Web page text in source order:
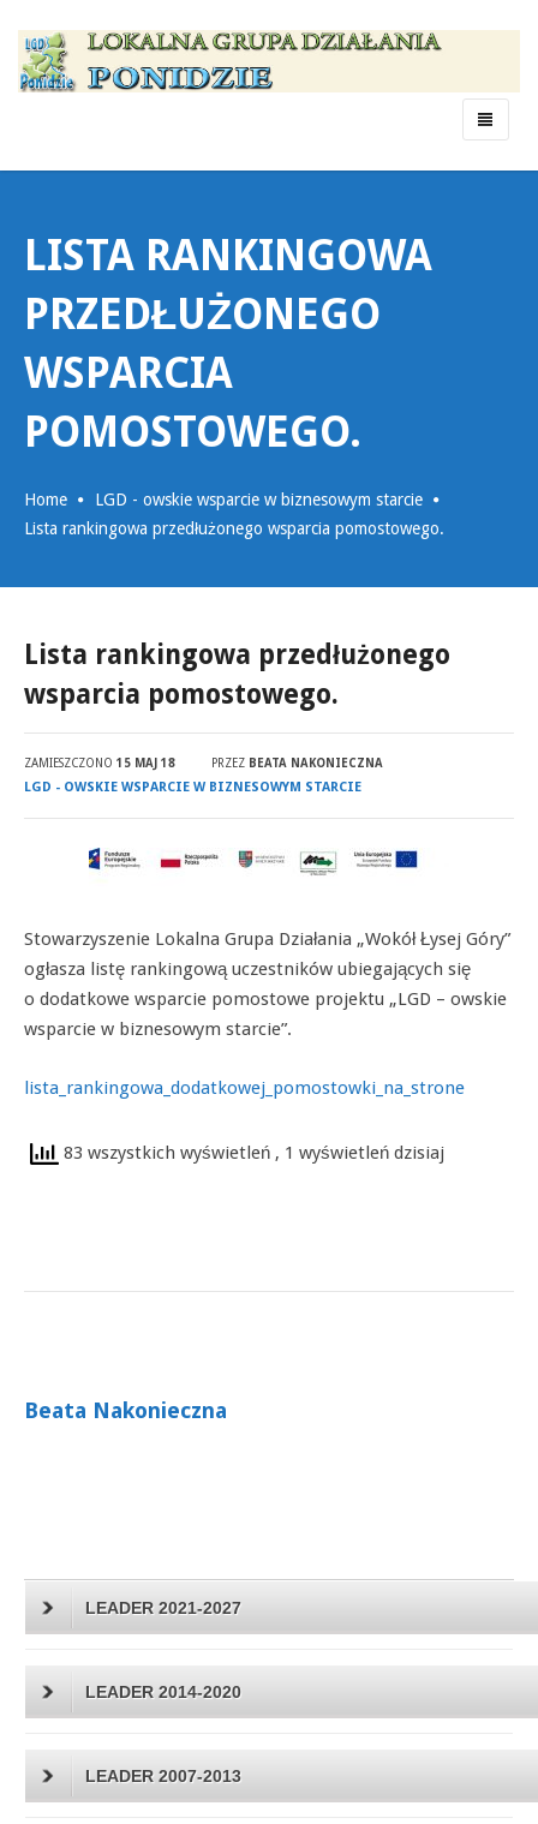
Menu
LISTA RANKINGOWA
PRZEDŁUŻONEGO
WSPARCIA
POMOSTOWEGO.
Home
LGD - owskie wsparcie w biznesowym starcie
Lista rankingowa przedłużonego wsparcia pomostowego.
Lista rankingowa przedłużonego
wsparcia pomostowego.
ZAMIESZCZONO 15 MAJ 18 PRZEZ BEATA NAKONIECZNA
LGD - OWSKIE WSPARCIE W BIZNESOWYM STARCIE
Stowarzyszenie Lokalna Grupa Działania „Wokół Łysej Góry”
ogłasza listę rankingową uczestników ubiegających się
o dodatkowe wsparcie pomostowe projektu „LGD – owskie
wsparcie w biznesowym starcie”.
lista_rankingowa_dodatkowej_pomostowki_na_strone
83 wszystkich wyświetleń , 1 wyświetleń dzisiaj
Beata Nakonieczna
LEADER 2021-2027
LEADER 2014-2020
LEADER 2007-2013